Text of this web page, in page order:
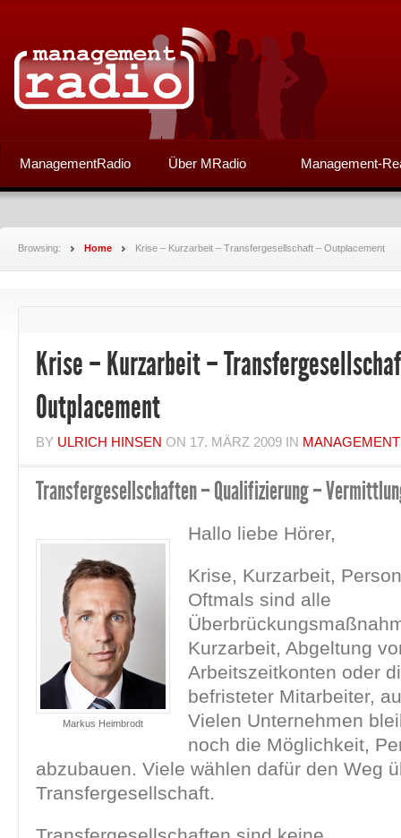
ManagementRadio Über MRadio Management-
Browsing: Home Krise – Kurzarbeit – Transfergesellschaft – Outplacement
Krise – Kurzarbeit –
Outplacement
BY ULRICH HINSEN ON 17. MÄRZ 2009 IN
Transfergesellschaften – Qualifizierung –
Markus Heimbrodt
Hallo liebe Hörer,
Krise, Kurzarbeit,
Oftmals sind alle
Kurzarbeit, Abgeltung
Arbeitszeitkonten oder
befristeter Mitarbeiter,
Vielen Unternehmen
noch die Möglichkeit,
abzubauen. Viele wählen dafür den Weg
Transfergesellschaft.